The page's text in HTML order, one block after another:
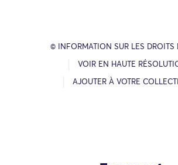
© INFORMATION SUR LES DROITS
VOIR EN HAUTE
AJOUTER À VOTRE